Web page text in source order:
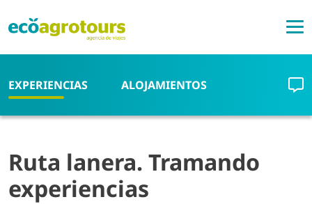
Pasar al contenido principal
EXPERIENCIAS ALOJAMIENTOS
Ruta lanera. Tramando
experiencias